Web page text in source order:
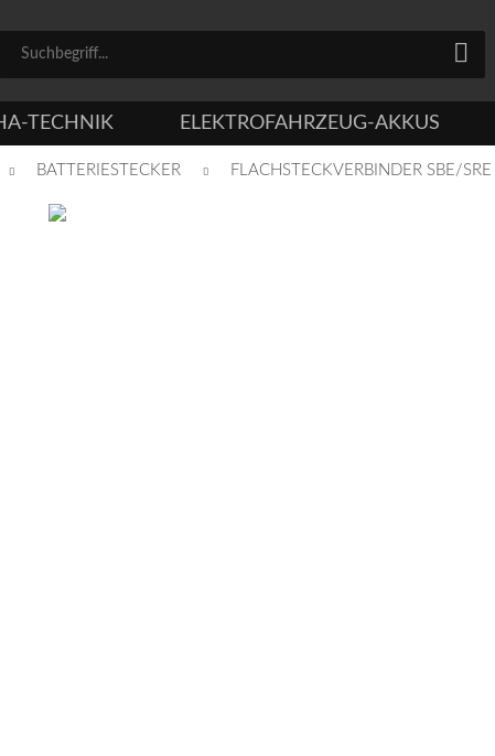
TECHNIK ELEKTROFAHRZEUG-AKKUS
BATTERIESTECKER FLACHSTECKVERBINDER SBE/SRE